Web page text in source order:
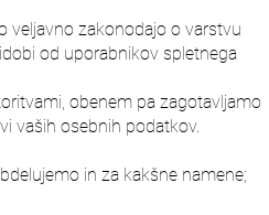
veljavno zakonodajo o varstvu
od uporabnikov spletnega
obenem pa zagotavljamo
vaših osebnih podatkov.
in za kakšne namene;